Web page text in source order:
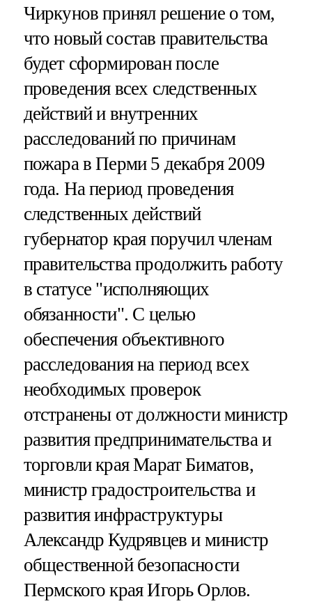
Чиркунов принял решение о том,
что новый состав правительства
будет сформирован после
проведения всех следственных
действий и внутренних
расследований по причинам
пожара в Перми 5 декабря 2009
года. На период проведения
следственных действий
губернатор края поручил членам
правительства продолжить работу
в статусе "исполняющих
обязанности". С целью
обеспечения объективного
расследования на период всех
необходимых проверок
отстранены от должности министр
развития предпринимательства и
торговли края Марат Биматов,
министр градостроительства и
развития инфраструктуры
Александр Кудрявцев и министр
общественной безопасности
Пермского края Игорь Орлов.